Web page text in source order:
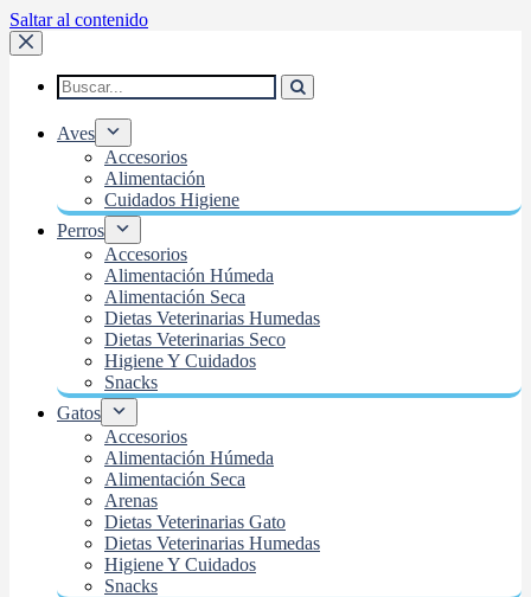
Saltar al contenido
Aves
Accesorios
Alimentación
Cuidados Higiene
Perros
Accesorios
Alimentación Húmeda
Alimentación Seca
Dietas Veterinarias Humedas
Dietas Veterinarias Seco
Higiene Y Cuidados
Snacks
Gatos
Accesorios
Alimentación Húmeda
Alimentación Seca
Arenas
Dietas Veterinarias Gato
Dietas Veterinarias Humedas
Higiene Y Cuidados
Snacks